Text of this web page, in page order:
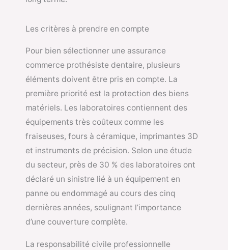
Les critères à prendre en compte
Pour bien sélectionner une assurance
commerce prothésiste dentaire, plusieurs
éléments doivent être pris en compte. La
première priorité est la protection des biens
matériels. Les laboratoires contiennent des
équipements très coûteux comme les
fraiseuses, fours à céramique, imprimantes 3D
et instruments de précision. Selon une étude
du secteur, près de 30 % des laboratoires ont
déclaré un sinistre lié à un équipement en
panne ou endommagé au cours des cinq
dernières années, soulignant l’importance
d’une couverture complète.
La responsabilité civile professionnelle